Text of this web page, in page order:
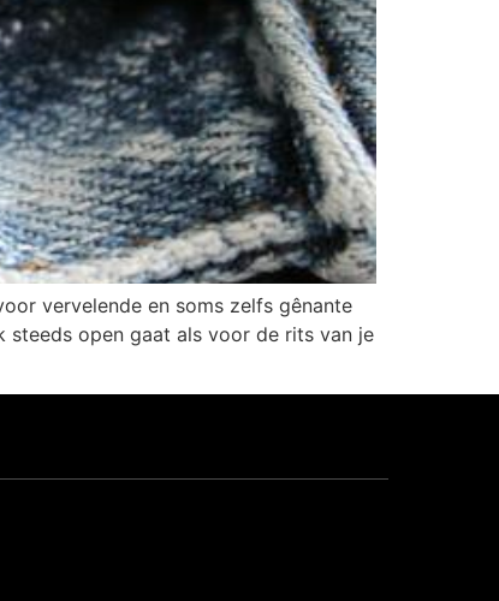
vervelende en soms zelfs gênante
steeds open gaat als voor de rits van je